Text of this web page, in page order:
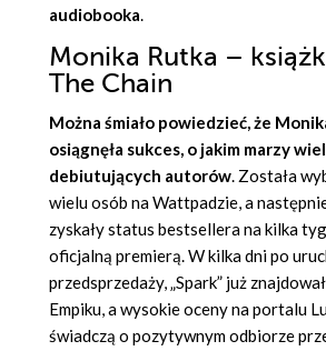
audiobooka.
Monika Rutka –
The Chain
Można śmiało powiedzieć, że
osiągnęła sukces, o jakim marzy
debiutujących autorów. Została
wielu osób na Wattpadzie, a
zyskały status bestsellera na kilka
oficjalną premierą. W kilka dni po
przedsprzedaży, „Spark” już
Empiku, a wysokie oceny na portalu
świadczą o pozytywnym odbiorze